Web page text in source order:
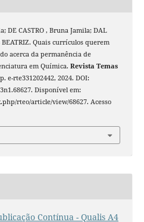
DE CASTRO , Bruna Jamila; DAL
BEATRIZ. Quais currículos querem
acerca da permanência de
em Química. Revista Temas
e-rte331202442, 2024. DOI:
Disponível em:
rteo/article/view/68627. Acesso
Contínua - Qualis A4